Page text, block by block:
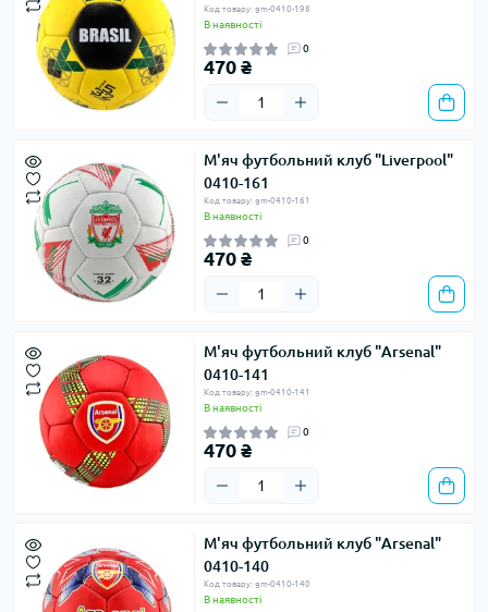
Код товару: gm-0410-198
В наявності
0
470 ₴
М'яч футбольний клуб "Liverpool"
0410-161
Код товару: gm-0410-161
В наявності
0
470 ₴
М'яч футбольний клуб "Arsenal"
0410-141
Код товару: gm-0410-141
В наявності
0
470 ₴
М'яч футбольний клуб "Arsenal"
0410-140
Код товару: gm-0410-140
В наявності